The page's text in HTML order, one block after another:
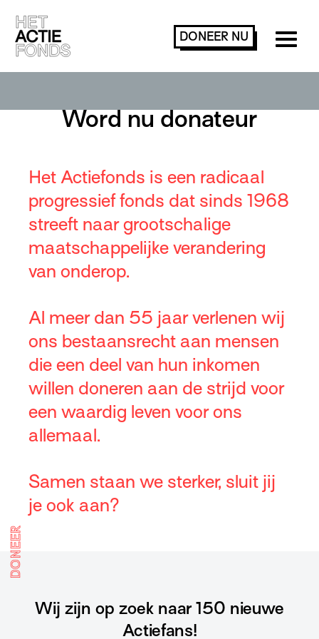
DONEER NU
Word nu donateur
Het Actiefonds is een radicaal
progressief fonds dat sinds 1968
streeft naar grootschalige
maatschappelijke verandering
van onderop.
Al meer dan 55 jaar verlenen wij
ons bestaansrecht aan mensen
die een deel van hun inkomen
willen doneren aan de strijd voor
een waardig leven voor ons
allemaal.
Samen staan we sterker, sluit jij
je ook aan?
DONEER
Wij zijn op zoek naar 150 nieuwe
Actiefans!